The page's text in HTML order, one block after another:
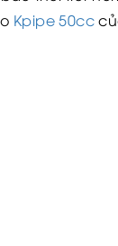
Kpipe 50cc